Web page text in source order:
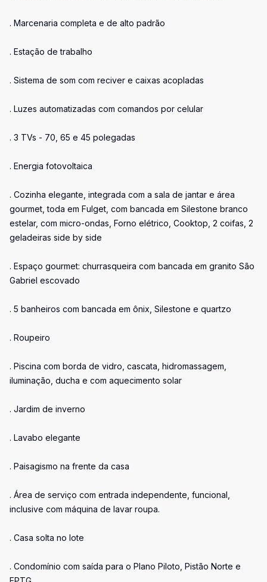
. Marcenaria completa e de alto padrão
. Estação de trabalho
. Sistema de som com reciver e caixas acopladas
. Luzes automatizadas com comandos por celular
. 3 TVs - 70, 65 e 45 polegadas
. Energia fotovoltaica
. Cozinha elegante, integrada com a sala de jantar e área
gourmet, toda em Fulget, com bancada em Silestone branco
estelar, com micro-ondas, Forno elétrico, Cooktop, 2 coifas, 2
geladeiras side by side
. Espaço gourmet: churrasqueira com bancada em granito São
Gabriel escovado
. 5 banheiros com bancada em ônix, Silestone e quartzo
. Roupeiro
. Piscina com borda de vidro, cascata, hidromassagem,
iluminação, ducha e com aquecimento solar
. Jardim de inverno
. Lavabo elegante
. Paisagismo na frente da casa
. Área de serviço com entrada independente, funcional,
inclusive com máquina de lavar roupa.
. Casa solta no lote
. Condomínio com saída para o Plano Piloto, Pistão Norte e